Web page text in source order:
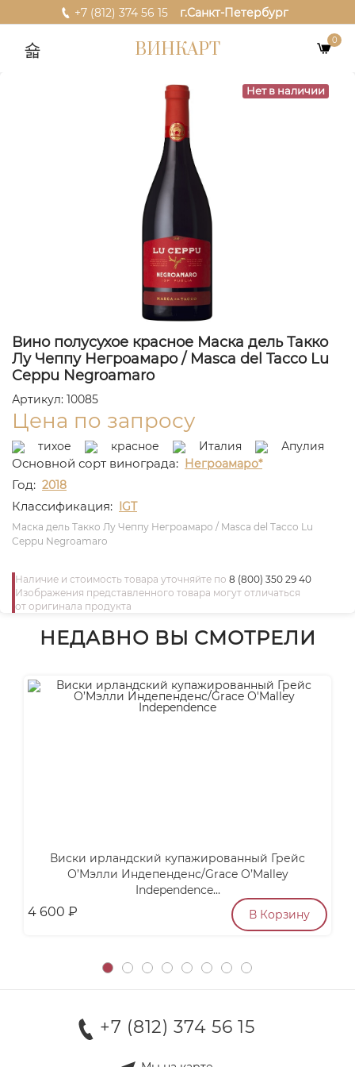
+7 (812) 374 56 15 г.Санкт-Петербург
ВИНКАРТ 0
Нет в наличии
Вино полусухое красное Маска дель Такко
Лу Чеппу Негроамаро / Masca del Tacco Lu
Ceppu Negroamaro
Артикул: 10085
Цена по запросу
тихое красное Италия Апулия
Основной сорт винограда: Негроамаро*
Год: 2018
Классификация: IGT
Маска дель Такко Лу Чеппу Негроамаро / Masca del Tacco Lu
Ceppu Negroamaro
Наличие и стоимость товара уточняйте по 8 (800) 350 29 40
Изображения представленного товара могут отличаться
от оригинала продукта
НЕДАВНО ВЫ СМОТРЕЛИ
Виски ирландский купажированный Грейс
О’Мэлли Индепенденс/Grace O’Malley
Independence...
4 600 ₽ В Корзину
+7 (812) 374 56 15